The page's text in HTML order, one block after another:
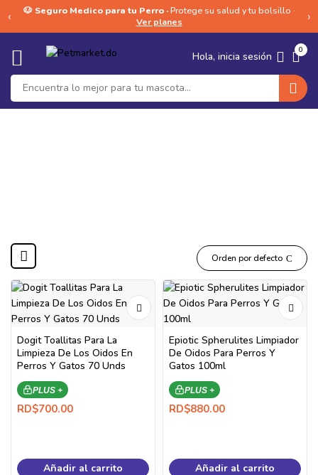
‹ 🐶 Seguro Medico para tu Perro ·Protege su salud y tu bolsillo ·
Ver planes
›
Hola, inicia sesión 0
Orden por defecto
Dogit Toallitas Para La
Limpieza De Los Oidos En
Perros Y Gatos 70 Unds
PLUS +
RD$700.00
Añadir al carrito
Epiotic Spherulites Limpiador
De Oidos Para Perros Y
Gatos 100ml
PLUS +
RD$880.00
Añadir al carrito